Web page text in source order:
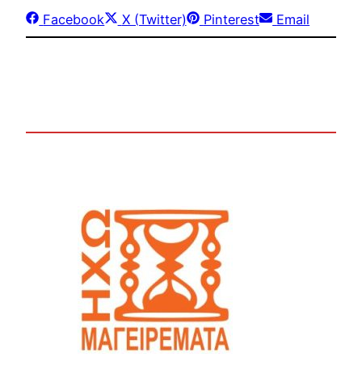
Share
on
Facebook
Share
on
X (Twitter)
Share
on
Pinterest
Share
on
Email